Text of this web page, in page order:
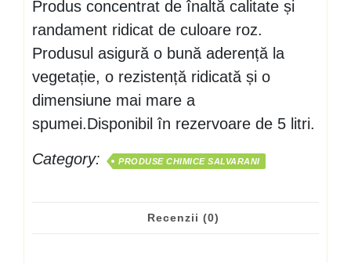
Produs concentrat de înaltă calitate și
randament ridicat de culoare roz.
Produsul asigură o bună aderență la
vegetație, o rezistență ridicată și o
dimensiune mai mare a
spumei.Disponibil în rezervoare de 5 litri.
Category: PRODUSE CHIMICE SALVARANI
Recenzii (0)